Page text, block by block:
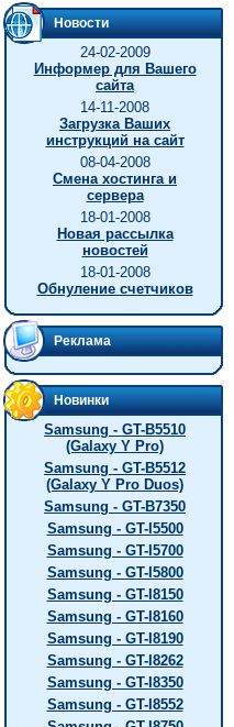
Новости
24-02-2009
Информер для Вашего
сайта
14-11-2008
Загрузка Ваших
инструкций на сайт
08-04-2008
Смена хостинга и
сервера
18-01-2008
Новая рассылка
новостей
18-01-2008
Обнуление счетчиков
Реклама
Новинки
Samsung - GT-B5510
(Galaxy Y Pro)
Samsung - GT-B5512
(Galaxy Y Pro Duos)
Samsung - GT-B7350
Samsung - GT-I5500
Samsung - GT-I5700
Samsung - GT-I5800
Samsung - GT-I8150
Samsung - GT-I8160
Samsung - GT-I8190
Samsung - GT-I8262
Samsung - GT-I8350
Samsung - GT-I8552